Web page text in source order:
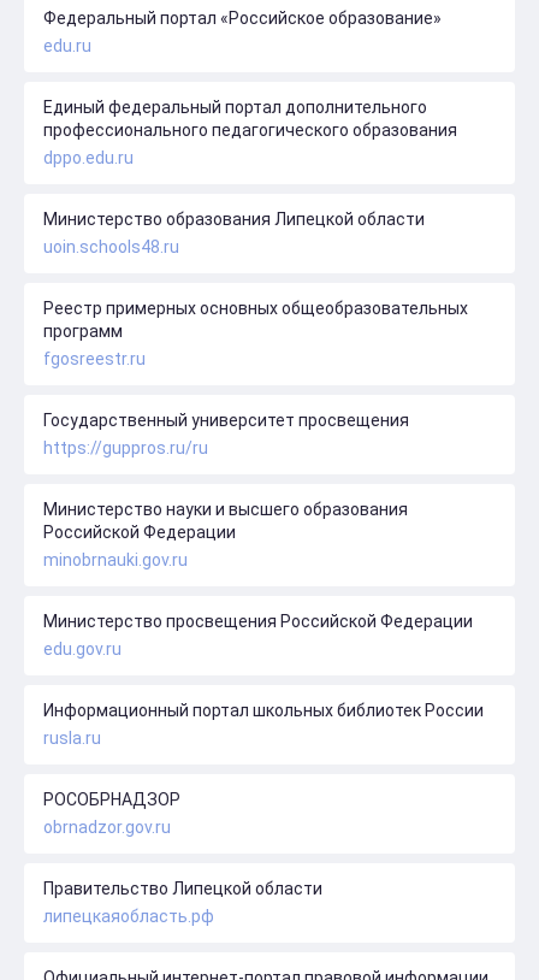
Федеральный портал «Российское образование»
edu.ru
Единый федеральный портал дополнительного
профессионального педагогического образования
dppo.edu.ru
Министерство образования Липецкой области
uoin.schools48.ru
Реестр примерных основных общеобразовательных
программ
fgosreestr.ru
Государственный университет просвещения
https://guppros.ru/ru
Министерство науки и высшего образования
Российской Федерации
minobrnauki.gov.ru
Министерство просвещения Российской Федерации
edu.gov.ru
Информационный портал школьных библиотек России
rusla.ru
РОСОБРНАДЗОР
obrnadzor.gov.ru
Правительство Липецкой области
липецкаяобласть.рф